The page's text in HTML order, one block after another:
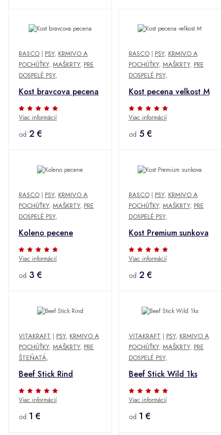
RASCO | PSY, KRMIVO A
POCHÚŤKY, MAŠKRTY, PRE
DOSPELÉ PSY,
Kost bravcova pecena
Viac informácií
od 2 €
RASCO| PSY, KRMIVO A
POCHÚŤKY, MAŠKRTY, PRE
DOSPELÉ PSY,
Kost pecena velkost M
Viac informácií
od 5 €
RASCO | PSY, KRMIVO A
POCHÚŤKY, MAŠKRTY, PRE
DOSPELÉ PSY,
Koleno pecene
Viac informácií
od 3 €
RASCO| PSY, KRMIVO A
POCHÚŤKY, MAŠKRTY, PRE
DOSPELÉ PSY,
Kost Premium sunkova
Viac informácií
od 2 €
VITAKRAFT | PSY, KRMIVO A
POCHÚŤKY, MAŠKRTY, PRE
ŠTEŇATÁ,
Beef Stick Rind
Viac informácií
od 1 €
VITAKRAFT | PSY, KRMIVO A
POCHÚŤKY, MAŠKRTY, PRE
DOSPELÉ PSY,
Beef Stick Wild 1ks
Viac informácií
od 1 €